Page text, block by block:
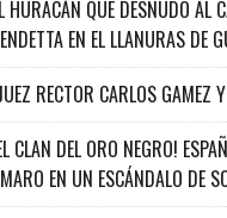
HURACÁN QUE DESNUDÓ AL
EN EL LLANURAS DE
RECTOR CARLOS GAMEZ
CLAN DEL ORO NEGRO!
EN UN ESCÁNDALO DE